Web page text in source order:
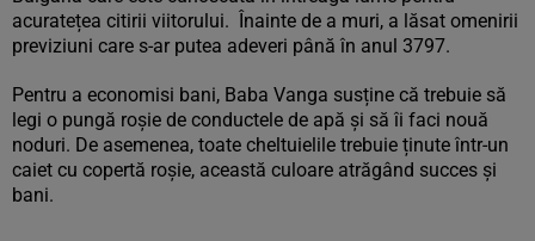
acuratețea citirii viitorului. Înainte de a muri, a lăsat omenirii
previziuni care s-ar putea adeveri până în anul 3797.
Pentru a economisi bani, Baba Vanga susține că trebuie să
legi o pungă roșie de conductele de apă și să îi faci nouă
noduri. De asemenea, toate cheltuielile trebuie ținute într-un
caiet cu copertă roșie, această culoare atrăgând succes și
bani.